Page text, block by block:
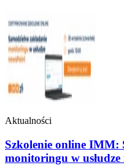
Aktualności
Szkolenie online IMM:
monitoringu w usłudze